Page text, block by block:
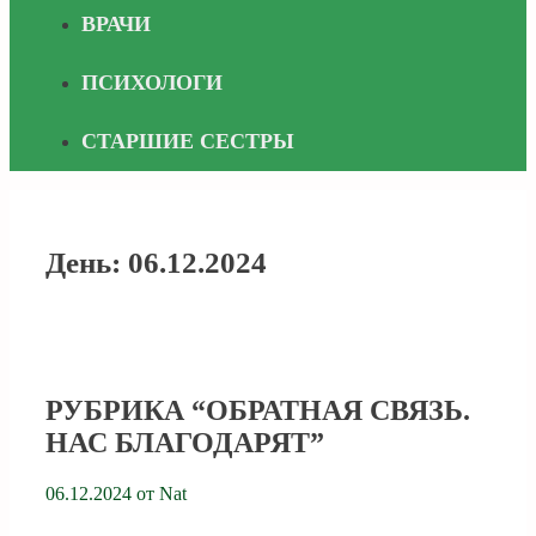
ВРАЧИ
ПСИХОЛОГИ
СТАРШИЕ СЕСТРЫ
День: 06.12.2024
РУБРИКА “ОБРАТНАЯ СВЯЗЬ.
НАС БЛАГОДАРЯТ”
06.12.2024 от Nat